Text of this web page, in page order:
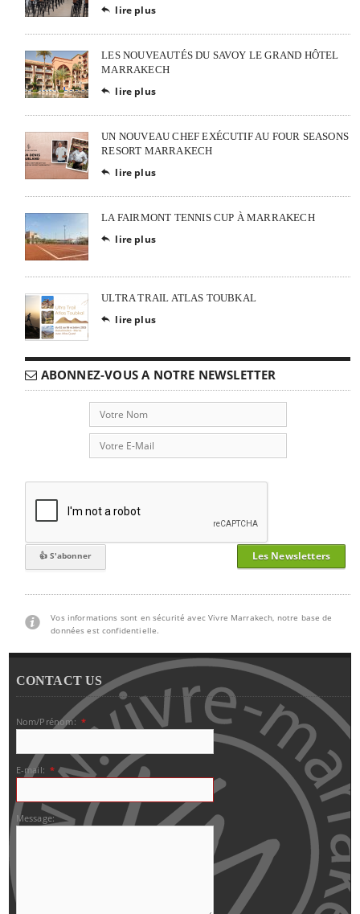
 lire plus
LES NOUVEAUTÉS DU SAVOY LE GRAND HÔTEL
MARRAKECH
 lire plus
UN NOUVEAU CHEF EXÉCUTIF AU FOUR SEASONS
RESORT MARRAKECH
 lire plus
LA FAIRMONT TENNIS CUP À MARRAKECH
 lire plus
ULTRA TRAIL ATLAS TOUBKAL
 lire plus
ABONNEZ-VOUS A NOTRE NEWSLETTER
Les Newsletters
Vos informations sont en sécurité avec Vivre Marrakech, notre base de
données est confidentielle.
CONTACT US
Nom/Prénom: *
E-mail: *
Message: